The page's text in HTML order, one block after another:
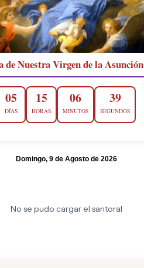
de Nuestra Virgen de la Asunción
05
DÍAS
15
HORAS
06
MINUTOS
38
SEGUNDOS
Domingo, 9 de Agosto de 2026
No se pudo cargar el santoral